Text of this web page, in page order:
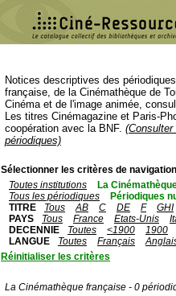
Notices descriptives des
française, de la Cinémathèque de
Cinéma et de l'image animée,
Les titres Cinémagazine et Paris-
coopération avec la BNF.
périodiques)
Sélectionner les critères de
Toutes institutions
La
Tous les périodiques
Périodiques
TITRE
Tous AB C DE F
GHI
PAYS
Tous France Etats-Unis
DECENNIE
Toutes <1900
1900
LANGUE
Toutes Français
Réinitialiser les critères
La Cinémathèque française - 0